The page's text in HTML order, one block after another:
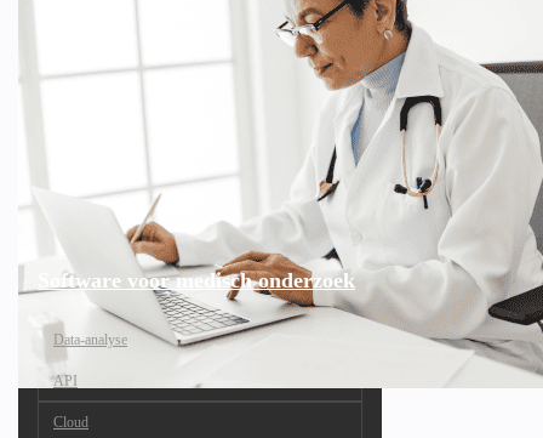
Software voor medisch onderzoek
Data-analyse
API
Cloud